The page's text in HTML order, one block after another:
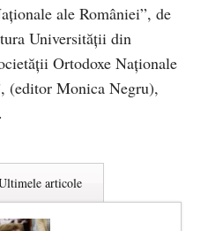
ale României”, de
Universităţii din
Ortodoxe Naţionale
(editor Monica Negru),
articole